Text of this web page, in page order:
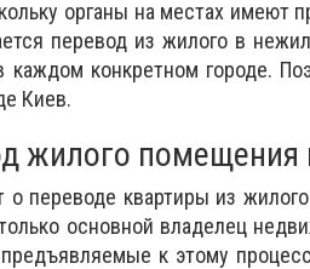
органы на местах имеют
перевод из жилого в
каждом конкретном городе.
Киев.
жилого
о переводе квартиры из
основной владелец
к этому